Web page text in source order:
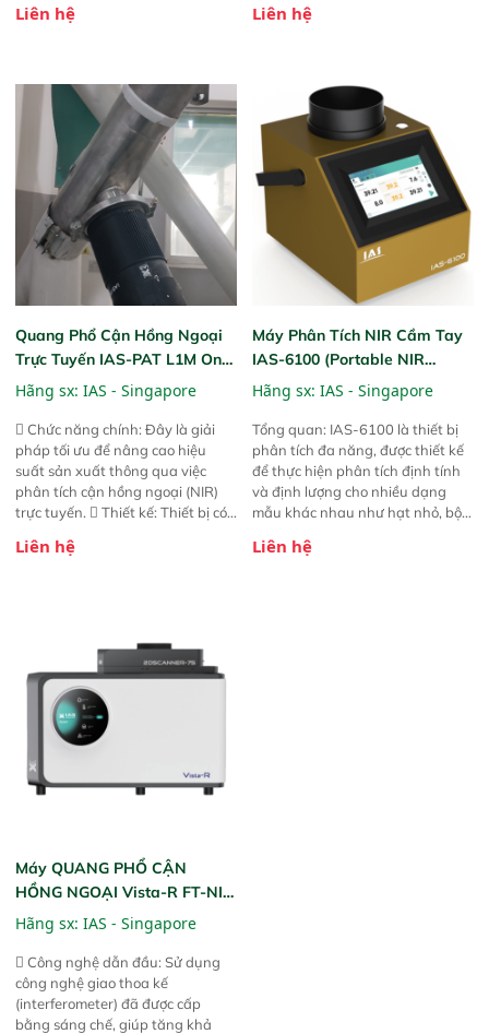
Phạm vi ứng dụng rộng: Đáp ứng
ngành công nghiệp khác nhau. 
Độ nhạy cao: Trang bị đầu dò
InGaAs độ nhạy cao, cung cấp
phản hồi phổ tuyến tính đầy đủ,
đảm bảo độ chính xác và khả
năng lặp lại tối ưu.
Liên hệ
Thiết bị linh hoạt cho nhiều kịch
trực tiếp ngoài đồng ruộng.
Liên hệ
Quang Phổ Cận Hồng Ngoại
Trực Tuyến IAS-PAT L1M On-
Line NIR
Hãng sx: IAS - Singapore
 Chức năng chính: Đây là giải
pháp tối ưu để nâng cao hiệu
suất sản xuất thông qua việc
phân tích cận hồng ngoại (NIR)
trực tuyến.  Thiết kế: Thiết bị có
hỗ trợ tản nhiệt tăng cường và đã
liệu để tăng chỉ số ROI cho doanh
nghiệp.
Liên hệ
Máy Phân Tích NIR Cầm Tay
IAS-6100 (Portable NIR
Analyzer)
Hãng sx: IAS - Singapore
Tổng quan: IAS-6100 là thiết bị
phân tích đa năng, được thiết kế
để thực hiện phân tích định tính
và định lượng cho nhiều dạng
mẫu khác nhau như hạt nhỏ, bột,
này cho phép bất kỳ ai cũng có
Liên hệ
Máy QUANG PHỔ CẬN
HỒNG NGOẠI Vista-R FT-NIR
(Vista-R FT-NIR Analyzer)
Hãng sx: IAS - Singapore
 Công nghệ dẫn đầu: Sử dụng
công nghệ giao thoa kế
(interferometer) đã được cấp
bằng sáng chế, giúp tăng khả